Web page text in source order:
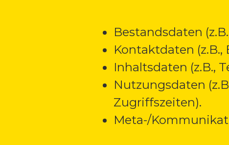
Bestandsdaten
Kontaktdaten
Inhaltsdaten (z.B.,
Nutzungsdaten
Zugriffszeiten).
Meta-/